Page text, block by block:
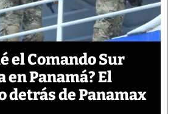
el Comando Sur
en Panamá? El
detrás de Panamax